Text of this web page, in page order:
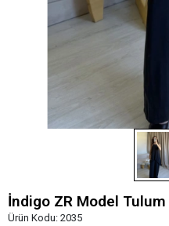
İndigo ZR Model Tulum
Ürün Kodu: 2035